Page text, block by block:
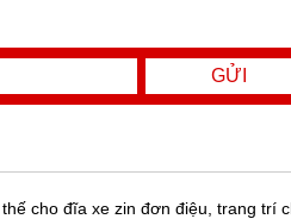
cho đĩa xe zin đơn điệu, trang trí